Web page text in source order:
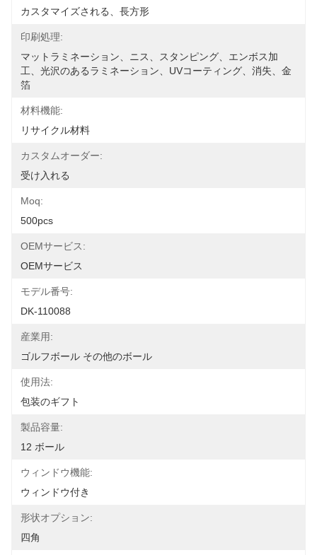
カスタマイズされる、長方形
印刷処理:
マットラミネーション、ニス、スタンピング、エンボス加
工、光沢のあるラミネーション、UVコーティング、消失、金
箔
材料機能:
リサイクル材料
カスタムオーダー:
受け入れる
Moq:
500pcs
OEMサービス:
OEMサービス
モデル番号:
DK-110088
産業用:
ゴルフボール その他のボール
使用法:
包装のギフト
製品容量:
12 ボール
ウィンドウ機能:
ウィンドウ付き
形状オプション:
四角